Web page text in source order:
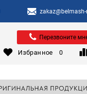
Перезвоните
Избранное 0